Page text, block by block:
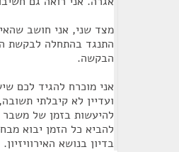
מצד שני, אני חושב
התנגד בהתחלה לבקשת
הבקשה.
אני מוכרח להגיד לכם
ועדיין לא קיבלתי
להיעשות בזמן של משבר
להביא כל הזמן יבוא
בדיון בנושא האירוויזיון.